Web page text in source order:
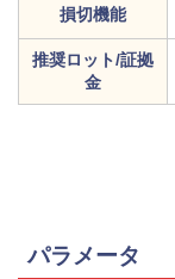
損切機能
推奨ロット/証拠
金
パラメータ